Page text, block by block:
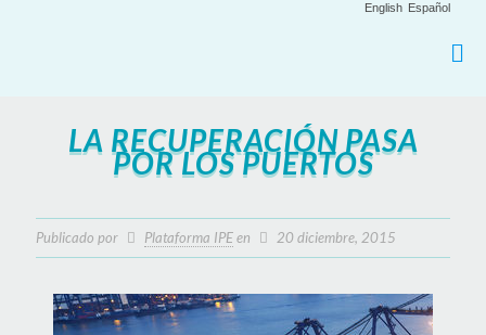
English Español
LA RECUPERACIÓN PASA
POR LOS PUERTOS
Publicado por Plataforma IPEen 20 diciembre, 2015